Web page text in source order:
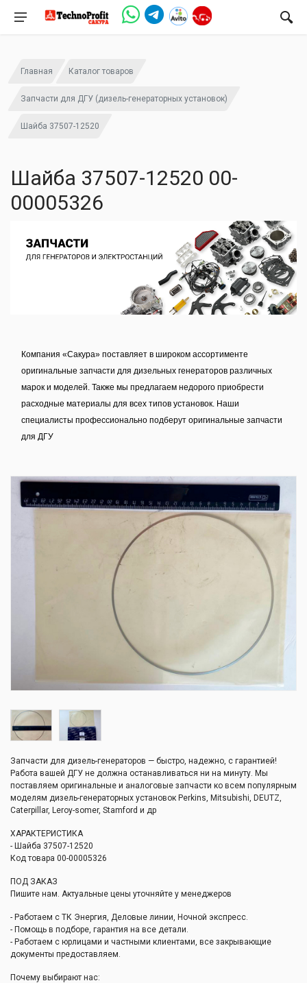
Главная Каталог товаров
Запчасти для ДГУ (дизель-генераторных установок)
Шайба 37507-12520
Шайба 37507-12520 00-
00005326
Компания «Сакура» поставляет в широком ассортименте
оригинальные запчасти для дизельных генераторов различных
марок и моделей. Также мы предлагаем недорого приобрести
расходные материалы для всех типов установок. Наши
специалисты профессионально подберут оригинальные запчасти
для ДГУ
Запчасти для дизель-генераторов — быстро, надежно, с гарантией!
Работа вашей ДГУ не должна останавливаться ни на минуту. Мы
поставляем оригинальные и аналоговые запчасти ко всем популярным
моделям дизель-генераторных установок Perkins, Mitsubishi, DEUTZ,
Caterpillar, Leroy-somer, Stamford и др
ХАРАКТЕРИСТИКА
- Шайба 37507-12520
Код товара 00-00005326
ПОД ЗАКАЗ
Пишите нам. Актуальные цены уточняйте у менеджеров
- Работаем с ТК Энергия, Деловые линии, Ночной экспресс.
- Помощь в подборе, гарантия на все детали.
- Работаем с юрлицами и частными клиентами, все закрывающие
документы предоставляем.
Почему выбирают нас: